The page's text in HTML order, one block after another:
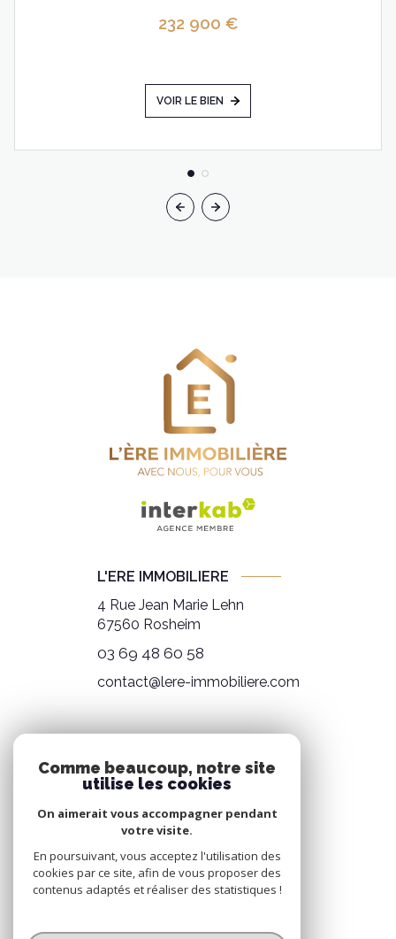
232 900 €
VOIR LE BIEN
L'ERE IMMOBILIERE
4 Rue Jean Marie Lehn
67560 Rosheim
03 69 48 60 58
contact@lere-immobiliere.com
NOUS SUIVRE
© 2026 | Tous droits réservés
Comme beaucoup, notre site
utilise les cookies
On aimerait vous accompagner pendant
votre visite.
En poursuivant, vous acceptez l'utilisation des
cookies par ce site, afin de vous proposer des
contenus adaptés et réaliser des statistiques !